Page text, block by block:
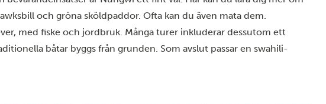
Visa detaljer
och gröna sköldpaddor. Ofta kan du även mata dem.
med fiske och jordbruk. Många turer inkluderar dessutom ett
båtar byggs från grunden. Som avslut passar en swahili-